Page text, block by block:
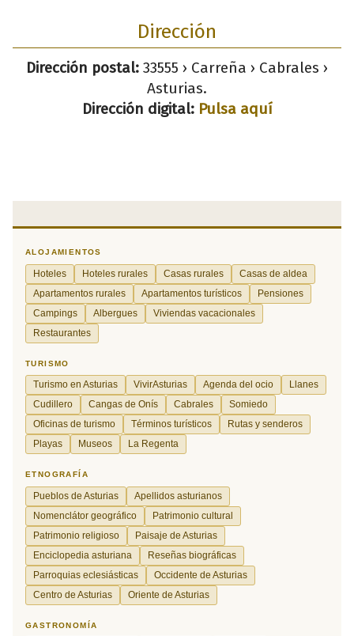
Dirección
Dirección postal: 33555 › Carreña › Cabrales ›
Asturias.
Dirección digital: Pulsa aquí